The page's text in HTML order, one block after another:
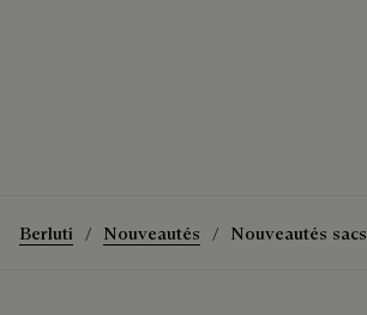
Berluti Nouveautés Nouveautés sacs